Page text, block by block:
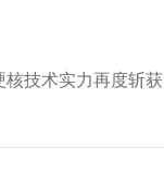
核技术实力再度斩获